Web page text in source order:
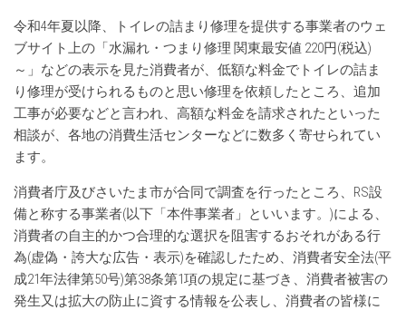
令和4年夏以降、トイレの詰まり修理を提供する事業者のウェ
ブサイト上の「水漏れ・つまり修理 関東最安値 220円(税込)
～」などの表示を見た消費者が、低額な料金でトイレの詰ま
り修理が受けられるものと思い修理を依頼したところ、追加
工事が必要などと言われ、高額な料金を請求されたといった
相談が、各地の消費生活センターなどに数多く寄せられてい
ます。
消費者庁及びさいたま市が合同で調査を行ったところ、RS設
備と称する事業者(以下「本件事業者」といいます。)による、
消費者の自主的かつ合理的な選択を阻害するおそれがある行
為(虚偽・誇大な広告・表示)を確認したため、消費者安全法(平
成21年法律第50号)第38条第1項の規定に基づき、消費者被害の
発生又は拡大の防止に資する情報を公表し、消費者の皆様に